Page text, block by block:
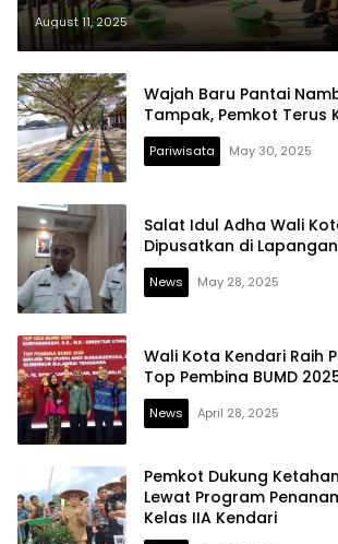
RSUD Kota Kendari
August 11, 2025
Wajah Baru Pantai
Tampak, Pemkot Terus
Pariwisata May 30, 2025
Salat Idul Adha Wali
Dipusatkan di
News May 28, 2025
Wali Kota Kendari Raih
Top Pembina BUMD
News April 28, 2025
Pemkot Dukung
Lewat Program
Kelas IIA Kendari